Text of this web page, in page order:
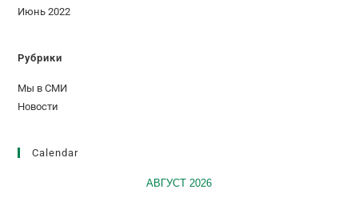
Июнь 2022
Рубрики
Мы в СМИ
Новости
Calendar
АВГУСТ 2026